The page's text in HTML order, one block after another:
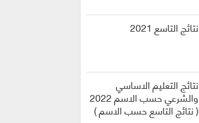
نتائج التاسع 2021
نتائج التعليم الاساسي
والشرعي حسب الاسم 2022
( نتائج التاسع حسب الاسم )